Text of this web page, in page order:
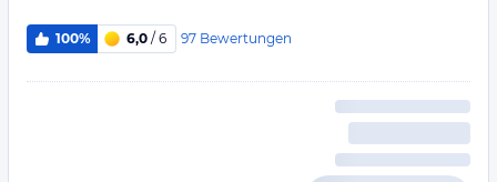
100% 6,0 / 6 97 Bewertungen